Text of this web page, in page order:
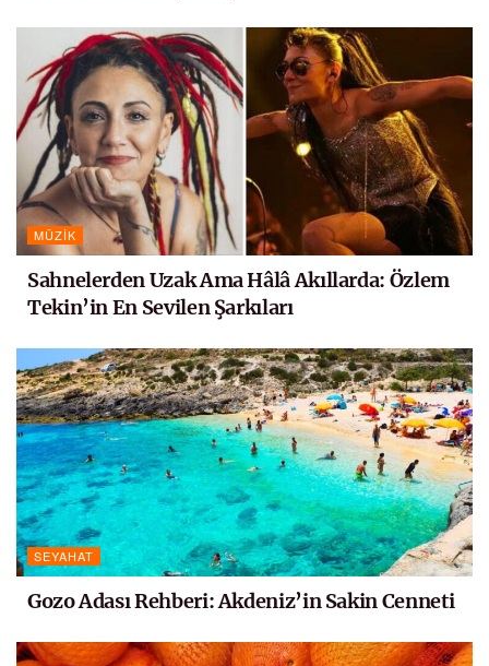
MÜZIK
Sahnelerden Uzak Ama Hâlâ Akıllarda: Özlem
Tekin’in En Sevilen Şarkıları
SEYAHAT
Gozo Adası Rehberi: Akdeniz’in Sakin Cenneti